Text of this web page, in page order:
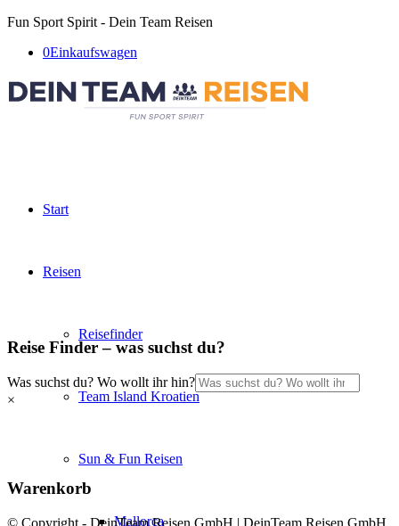
Fun Sport Spirit - Dein Team Reisen
0Einkaufswagen
Start
Reisen
Reisefinder
Team Island Kroatien
Sun & Fun Reisen
Mallorca
Reise Finder – was suchst du?
Was suchst du? Wo wollt ihr hin?
×
Warenkorb
© Copyright - DeinTeam Reisen GmbH | DeinTeam Reisen GmbH